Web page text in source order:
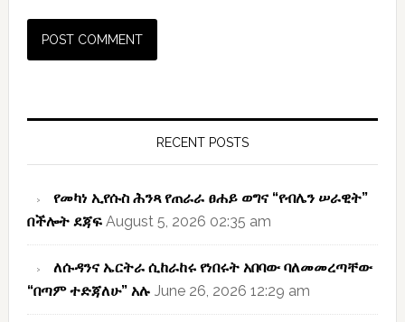
RECENT POSTS
የመካነ ኢየሱስ ሕንጻ የጠራራ ፀሐይ ወግና “የብሌን ሠራዊት”
በችሎት ደጃፍ August 5, 2026 02:35 am
ለሱዳንና ኤርትራ ሲከራከሩ የነበሩት አበባው ባለመመረጣቸው
“በጣም ተድጃለሁ” አሉ June 26, 2026 12:29 am